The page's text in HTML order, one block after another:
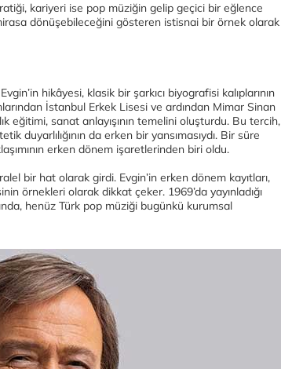
kariyeri ise pop müziğin gelip geçici bir eğlence
dönüşebileceğini gösteren istisnai bir örnek olarak
hikâyesi, klasik bir şarkıcı biyografisi kalıplarının
İstanbul Erkek Lisesi ve ardından Mimar Sinan
eğitimi, sanat anlayışının temelini oluşturdu. Bu tercih,
duyarlılığının da erken bir yansımasıydı. Bir süre
erken dönem işaretlerinden biri oldu.
bir hat olarak girdi. Evgin’in erken dönem kayıtları,
örnekleri olarak dikkat çeker. 1969’da yayınladığı
henüz Türk pop müziği bugünkü kurumsal